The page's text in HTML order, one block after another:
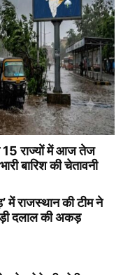
राज्यों में आज तेज
बारिश की चेतावनी
राजस्थान की टीम ने
दलाल की अकड़